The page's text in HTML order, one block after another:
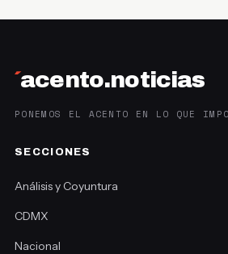
´acento.noticias
PONEMOS EL ACENTO EN LO QUE
SECCIONES
Análisis y Coyuntura
CDMX
Nacional